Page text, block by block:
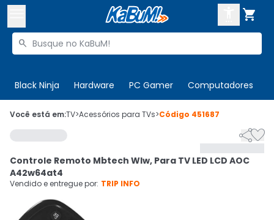

Buscar produtos

Black Ninja Hardware PC Gamer Computadores
 Olá. Acesse sua conta
 Departamentos
Cupons
CADASTRE-SE
Você está em:TV>Acessórios para TVs>Código 451687

Controle Remoto Mbtech Wlw, Para TV LED LCD AOC
A42w64at4
Vendido e entregue por: TRIP INFO